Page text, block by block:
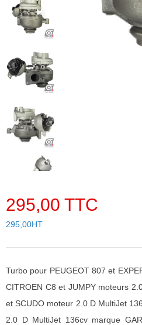
295,00 TTC
295,00HT
Turbo pour PEUGEOT 807 et
CITROEN C8 et JUMPY moteurs
et SCUDO moteur 2.0 D MultiJet
2.0 D MultiJet 136cv marque